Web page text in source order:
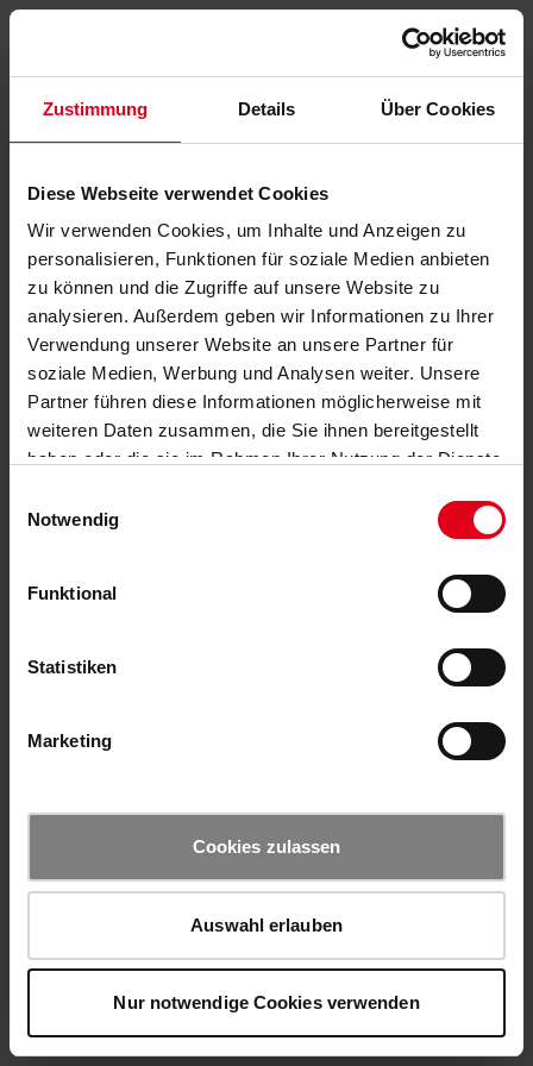
Zustimmung Details Über Cookies
Diese Webseite verwendet Cookies
Wir verwenden Cookies, um Inhalte und Anzeigen zu
personalisieren, Funktionen für soziale Medien anbieten
zu können und die Zugriffe auf unsere Website zu
analysieren. Außerdem geben wir Informationen zu Ihrer
Verwendung unserer Website an unsere Partner für
soziale Medien, Werbung und Analysen weiter. Unsere
Partner führen diese Informationen möglicherweise mit
weiteren Daten zusammen, die Sie ihnen bereitgestellt
haben oder die sie im Rahmen Ihrer Nutzung der Dienste
Notwendig
Funktional
Statistiken
Marketing
Cookies zulassen
Auswahl erlauben
Nur notwendige Cookies verwenden